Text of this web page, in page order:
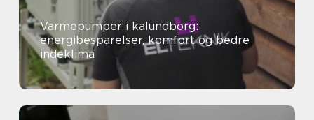
Varmepumper i kalundborg:
energibesparelser, komfort og bedre
indeklima